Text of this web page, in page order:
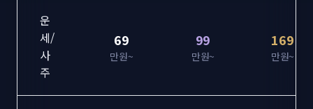
운
세/
사
주
69
만원~
99
만원~
169
만원~